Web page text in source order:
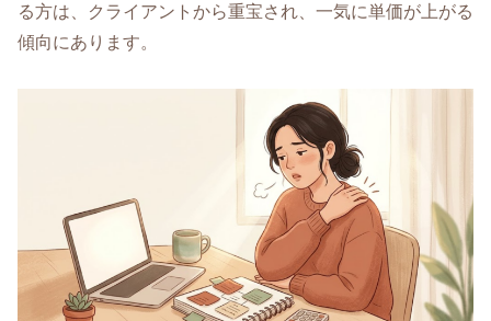
る方は、クライアントから重宝され、一気に単価が上がる
傾向にあります。